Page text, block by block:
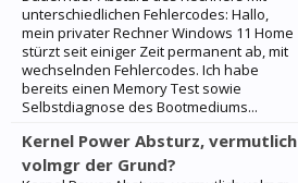
unterschiedlichen Fehlercodes: Hallo,
mein privater Rechner Windows 11 Home
stürzt seit einiger Zeit permanent ab, mit
wechselnden Fehlercodes. Ich habe
bereits einen Memory Test sowie
Selbstdiagnose des Bootmediums...
Kernel Power Absturz, vermutlich
volmgr der Grund?